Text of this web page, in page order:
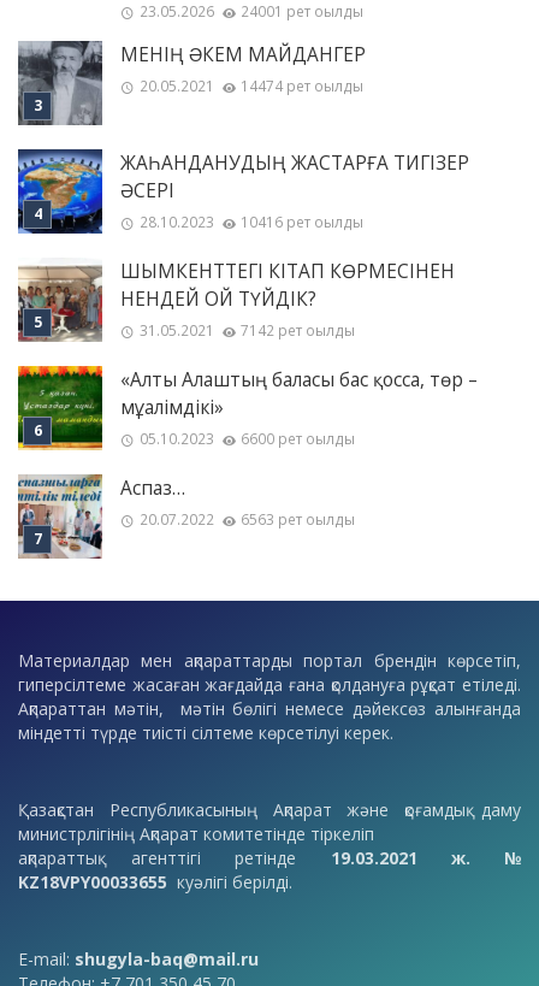
23.05.2026 24001 рет оқылды
МЕНІҢ ƏКЕМ МАЙДАНГЕР
20.05.2021 14474 рет оқылды
ЖАҺАНДАНУДЫҢ ЖАСТАРҒА ТИГІЗЕР
ӘСЕРІ
28.10.2023 10416 рет оқылды
ШЫМКЕНТТЕГІ КІТАП КӨРМЕСІНЕН
НЕНДЕЙ ОЙ ТҮЙДІК?
31.05.2021 7142 рет оқылды
«Алты Алаштың баласы бас қосса, төр –
мұғалімдікі»
05.10.2023 6600 рет оқылды
Аспаз…
20.07.2022 6563 рет оқылды
Материалдар мен ақпараттарды портал брендін көрсетіп,
гиперсілтеме жасаған жағдайда ғана қолдануға рұқсат етіледі.
Ақпараттан мәтін, мәтін бөлігі немесе дәйексөз алынғанда
міндетті түрде тиісті сілтеме көрсетілуі керек.
Қазақстан Республикасының Ақпарат және қоғамдық даму
министрлігінің Ақпарат комитетінде тіркеліп
ақпараттық агенттігі ретінде 19.03.2021 ж. №
KZ18VPY00033655 куәлігі берілді.
E-mail: shugyla-baq@mail.ru